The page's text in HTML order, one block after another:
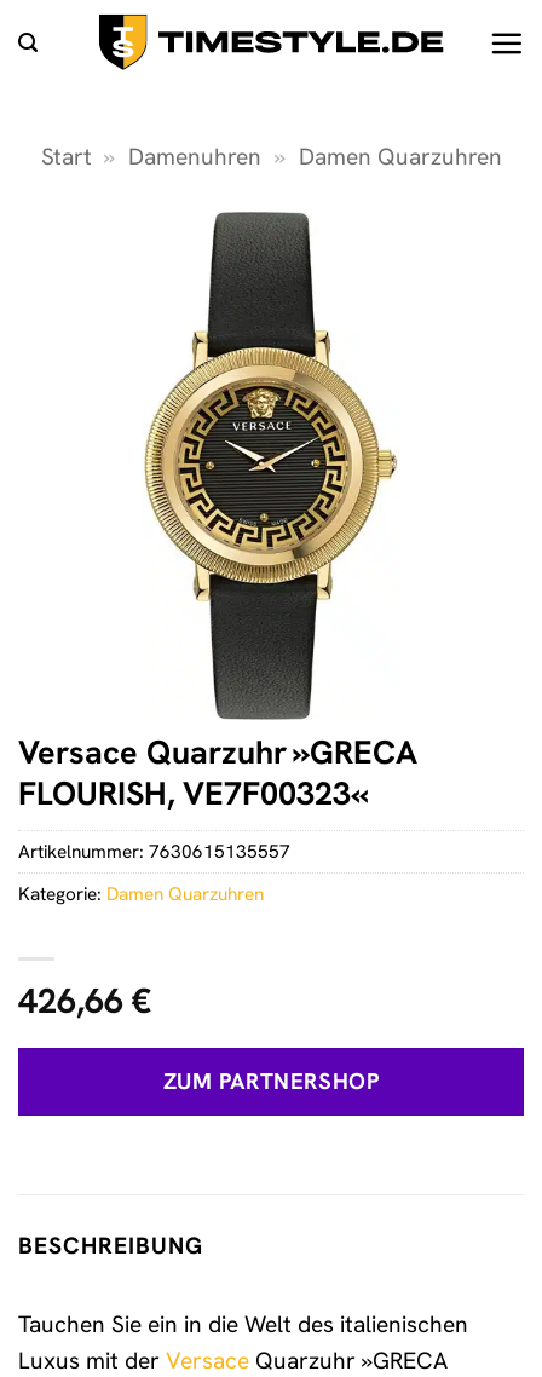
Inhalt
Start » Damenuhren » Damen Quarzuhren
Versace Quarzuhr »GRECA
FLOURISH, VE7F00323«
426,66€
ZUM PARTNERSHOP
Artikelnummer: 7630615135557
Kategorie: Damen Quarzuhren
BESCHREIBUNG
Tauchen Sie ein in die Welt des italienischen
Luxus mit der Versace Quarzuhr »GRECA